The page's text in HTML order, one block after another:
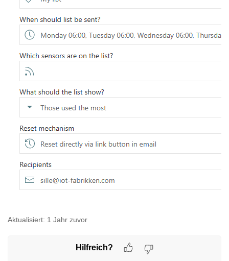
Aktualisiert: 1 Jahr zuvor
Hilfreich?